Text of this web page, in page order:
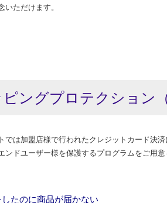
いただけます。
ピングプロテクション
では加盟店様で行われたクレジットカード決
ンドユーザー様を保護するプログラムをご用意
たのに商品が届かない